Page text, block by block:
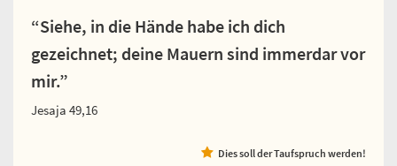
“Siehe, in die Hände habe ich dich
gezeichnet; deine Mauern sind immerdar vor
mir.”
Jesaja 49,16
Dies soll der Taufspruch werden!